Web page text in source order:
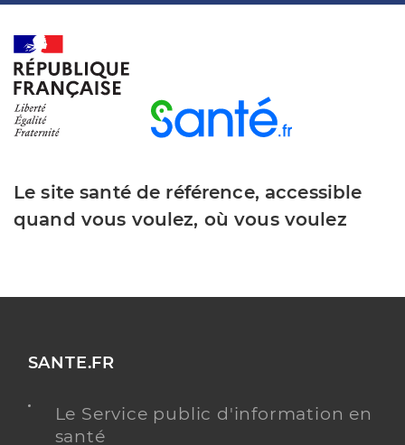
Le site santé de référence, accessible
quand vous voulez, où vous voulez
SANTE.FR
Le Service public d'information en
santé